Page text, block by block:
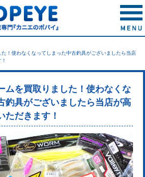
！使わなくなってしまった中古釣具がございましたら当店
ムを買取りました！使わなくな
釣具がございましたら当店が高
ただきます！